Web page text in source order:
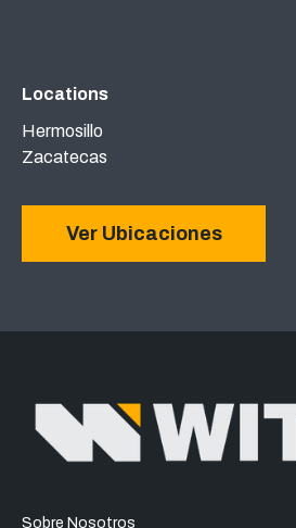
Locations
Hermosillo
Zacatecas
Ver Ubicaciones
Sobre Nosotros